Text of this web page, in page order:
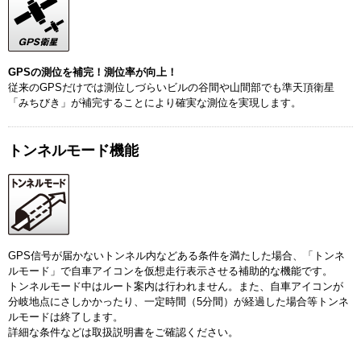
GPSの測位を補完！測位率が向上！
従来のGPSだけでは測位しづらいビルの谷間や山間部でも準天頂衛星
「みちびき」が補完することにより確実な測位を実現します。
トンネルモード機能
GPS信号が届かないトンネル内などある条件を満たした場合、「トンネ
ルモード」で自車アイコンを仮想走行表示させる補助的な機能です。
トンネルモード中はルート案内は行われません。また、自車アイコンが
分岐地点にさしかかったり、一定時間（5分間）が経過した場合等トンネ
ルモードは終了します。
詳細な条件などは取扱説明書をご確認ください。